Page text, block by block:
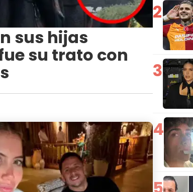
sus hijas
su trato con
2
3
4